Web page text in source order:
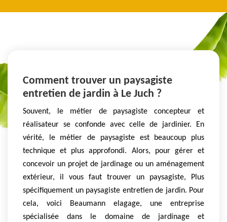
Comment trouver un paysagiste
entretien de jardin à Le Juch ?
Souvent, le métier de paysagiste concepteur et
réalisateur se confonde avec celle de jardinier. En
vérité, le métier de paysagiste est beaucoup plus
technique et plus approfondi. Alors, pour gérer et
concevoir un projet de jardinage ou un aménagement
extérieur, il vous faut trouver un paysagiste, Plus
spécifiquement un paysagiste entretien de jardin. Pour
cela, voici Beaumann elagage, une entreprise
spécialisée dans le domaine de jardinage et